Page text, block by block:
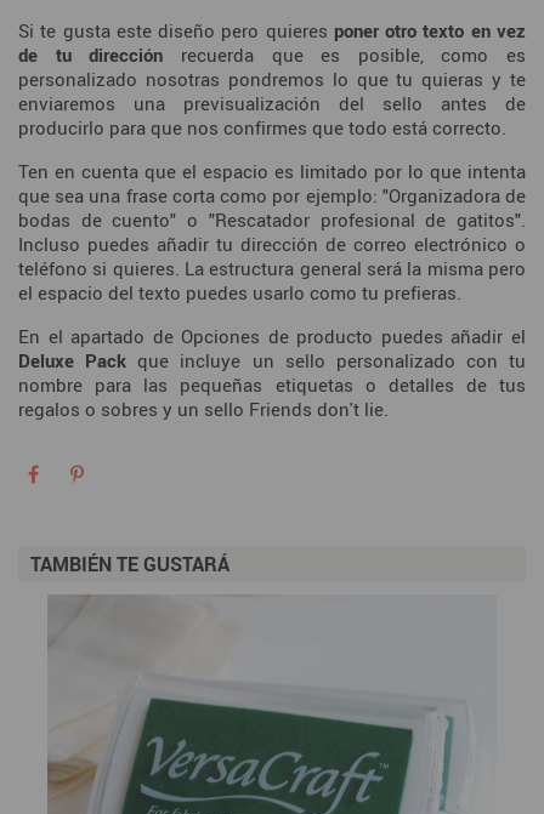
Si te gusta este diseño pero quieres poner otro texto en vez
de tu dirección recuerda que es posible, como es
personalizado nosotras pondremos lo que tu quieras y te
enviaremos una previsualización del sello antes de
producirlo para que nos confirmes que todo está correcto.
Ten en cuenta que el espacio es limitado por lo que intenta
que sea una frase corta como por ejemplo: "Organizadora de
bodas de cuento" o "Rescatador profesional de gatitos".
Incluso puedes añadir tu dirección de correo electrónico o
teléfono si quieres. La estructura general será la misma pero
el espacio del texto puedes usarlo como tu prefieras.
En el apartado de Opciones de producto puedes añadir el
Deluxe Pack que incluye un sello personalizado con tu
nombre para las pequeñas etiquetas o detalles de tus
regalos o sobres y un sello Friends don't lie.
TAMBIÉN TE GUSTARÁ